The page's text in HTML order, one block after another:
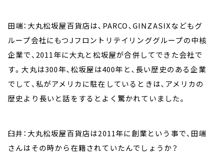
田端：大丸松坂屋百貨店は、PARCO、GINZASIXなどもグ
ループ会社にもつJフロントリテイリンググループの中核
企業で、2011年に大丸と松坂屋が合併してできた会社で
す。大丸は300年、松坂屋は400年と、長い歴史のある企業
でして、私がアメリカに駐在しているときは、アメリカの
歴史より長いと話をするとよく驚かれていました。
臼井：大丸松坂屋百貨店は2011年に創業という事で、田端
さんはその時から在籍されていたんでしょうか？